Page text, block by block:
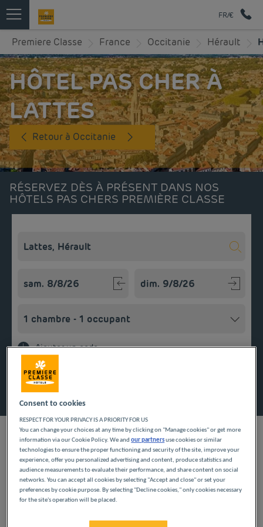
FR/€
Premiere Classe France Occitanie Hérault
HÔTEL PAS CHER À
LATTES
Retour à Occitanie
RÉSERVEZ DÈS À PRÉSENT DANS NOS
HÔTELS PAS CHERS PREMIÈRE CLASSE
Ajouter un code
Réservez votre séjour dans notre hôtel Première Classe pas
cher à Lattes, non loin de Montpellier, et profitez d’une
chambre au meilleur rapport qualité-prix. Opter pour un
autant faire un choix entre votre confort et votre budget. Dans
Consent to cookies
RESPECT FOR YOUR PRIVACY IS A PRIORITY FOR US
You can change your choices at any time by clicking on "Manage cookies" or get more
information via our Cookie Policy. We andour partnersuse cookies or similar
technologies to ensure the proper functioning and security of the site, improve your
experience, offer you personalized advertising and content, produce statistics and
audience measurements to evaluate their performance, and share content on social
networks. You can accept all cookies by selecting "Accept and close" or set your
preferences by cookie purpose. By selecting "Decline cookies," only cookies necessary
for the site's operation will be placed.